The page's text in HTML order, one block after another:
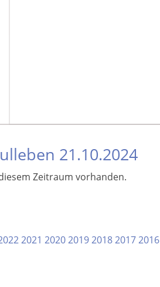
21.10.2024
Zeitraum vorhanden.
2021 20202019201820172016